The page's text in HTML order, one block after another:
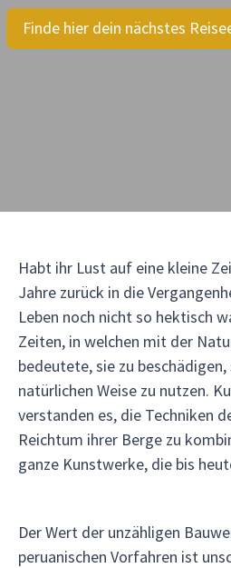
Finde hier dein nächstes
Habt ihr Lust auf eine kleine
Jahre zurück in die
Leben noch nicht so hektisch
Zeiten, in welchen mit der
bedeutete, sie zu
natürlichen Weise zu nutzen.
verstanden es, die Techniken
Reichtum ihrer Berge zu
ganze Kunstwerke, die bis
Der Wert der unzähligen
peruanischen Vorfahren ist